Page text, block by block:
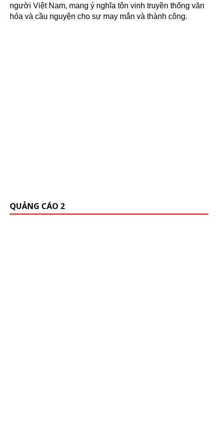
người Việt Nam, mang ý nghĩa tôn vinh truyền thống văn
hóa và cầu nguyện cho sự may mắn và thành công.
QUẢNG CÁO 2